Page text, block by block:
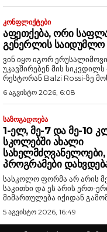
ᲙᲝᲜᲤᲚᲘᲥᲢᲔᲑᲘ
ᲐᲤᲔᲗᲥᲔᲑᲐ, ᲝᲠᲘ
ᲒᲔᲜᲔᲠᲚᲘᲡ
ვინ იყო იგორ
უკავშირებენ მის სიკვდილს
რესტორან Balzi Rossi-ზე
6 აგვისტო 2026, 6:08
ᲡᲐᲖᲝᲒᲐᲓᲝᲔᲑᲐ
1-ᲔᲚ, ᲛᲔ-7 ᲓᲐ ᲛᲔ-10
ᲡᲙᲝᲚᲔᲑᲨᲘ ᲐᲮᲐᲚᲘ
ᲞᲠᲝᲒᲠᲐᲛᲔᲑᲘ
სასკოლო ფორმა არ არის
საკითხი და ეს არის ერთ-
მიმართულება იქიდან
5 აგვისტო 2026, 16:49